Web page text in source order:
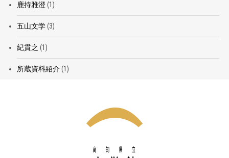
鹿持雅澄(1)
五山文学(3)
紀貫之 (1)
所蔵資料紹介(1)